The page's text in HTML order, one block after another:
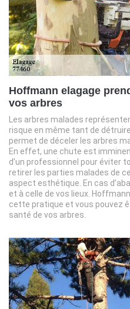
Hoffmann elagage
vos arbres
Les arbres malades
risque en même tant de
permet de déceler les arbres
En effet, une chute est
d’un professionnel pour éviter
retirer les parties malades de
aspect esthétique. En cas
et à celle de vos lieux.
cette pratique et vous pouvez
santé de vos arbres.